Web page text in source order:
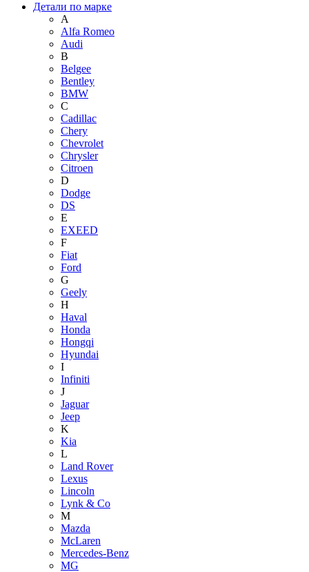
Детали по марке
A
Alfa Romeo
Audi
B
Belgee
Bentley
BMW
C
Cadillac
Chery
Chevrolet
Chrysler
Citroen
D
Dodge
DS
E
EXEED
F
Fiat
Ford
G
Geely
H
Haval
Honda
Hongqi
Hyundai
I
Infiniti
J
Jaguar
Jeep
K
Kia
L
Land Rover
Lexus
Lincoln
Lynk & Co
M
Mazda
McLaren
Mercedes-Benz
MG